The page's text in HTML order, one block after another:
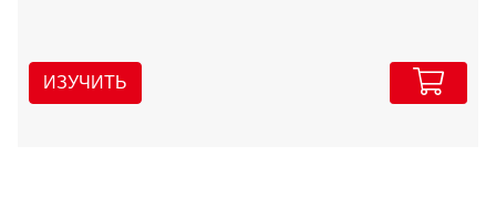
ИЗУЧИТЬ